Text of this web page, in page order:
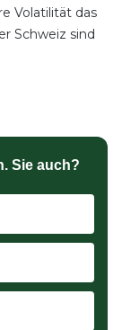
Volatilität das
Schweiz sind
Sie auch?